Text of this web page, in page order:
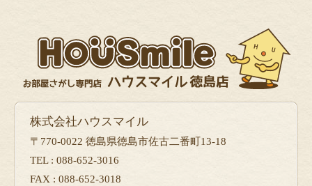
株式会社ハウスマイル
〒770-0022 徳島県徳島市佐古二番町13-18
TEL : 088-652-3016
FAX : 088-652-3018